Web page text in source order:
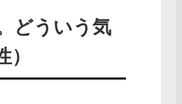
どういう気